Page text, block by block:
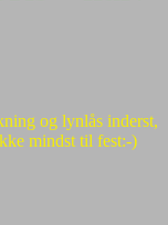
og lynlås inderst,
mindst til fest:-)